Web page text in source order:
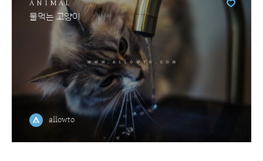
ANIMAL
물먹는 고양이
allowto